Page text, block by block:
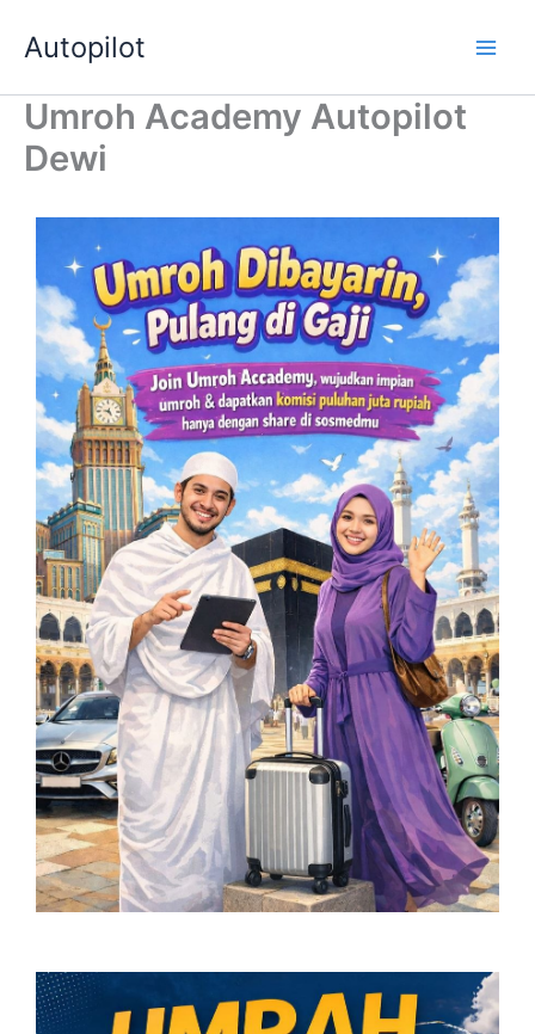
Autopilot
Umroh Academy Autopilot
Dewi